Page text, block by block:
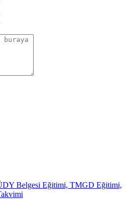
Belgesi Eğitimi, TMGD Eğitimi,